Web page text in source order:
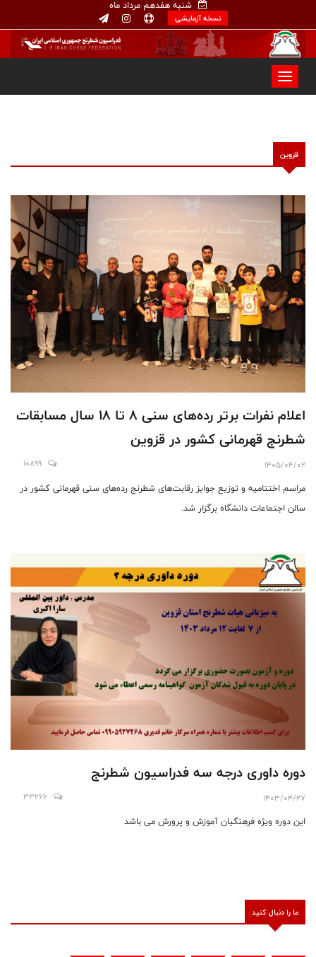
شنبه هفدهم مرداد ماه
نسخه آزمایشی
قزوین
اعلام نفرات برتر رده‌های سنی 8 تا 18 سال مسابقات
شطرنج قهرمانی کشور در قزوین
1405/04/02
10899
مراسم اختتامیه و توزیع جوایز رقابت‌های شطرنج رده‌های سنی قهرمانی کشور در
سالن اجتماعات دانشگاه برگزار شد.
دوره داوری درجه سه فدراسیون شطرنج
1403/04/27
33266
این دوره ویژه فرهنگیان آموزش و پرورش می باشد
ما را دنبال کنید